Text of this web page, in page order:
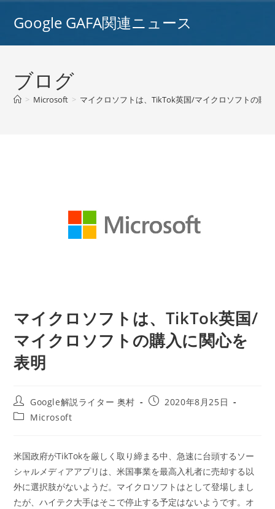
Google GAFA関連ニュース
ブログ
> Microsoft > マイクロソフトは、TikTok英国/マイクロソフトの購
マイクロソフトは、TikTok英国/
マイクロソフトの購入に関心を
表明
投
稿
者:
Google解説ライター 奥村
投
2020年8月25日
投
テ
ゴ
リ
ー:
Microsoft
米国政府がTikTokを厳しく取り締まる中、急速に台頭するソー
シャルメディアアプリは、米国事業を最高入札者に売却する以
外に選択肢がないようだ。マイクロソフトはとして登場しまし
たが、ハイテク大手はそこで停止する予定はないようです。オ